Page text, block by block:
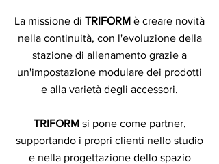
La missione di TRIFORM è creare novità
nella continuità, con l'evoluzione della
stazione di allenamento grazie a
un'impostazione modulare dei prodotti
e alla varietà degli accessori.
TRIFORMsi pone come partner,
supportando i propri clienti nello studio
e nella progettazione dello spazio